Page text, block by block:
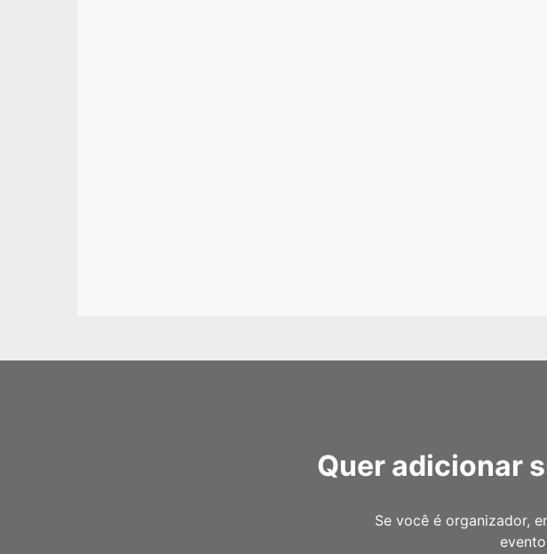
Quer adicionar
Se você é organizador,